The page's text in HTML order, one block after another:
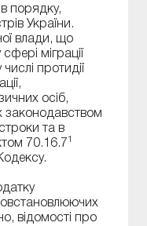
в порядку,
України.
влади, що
міграції
числі протидії
осіб,
законодавством
та в
70.16.7 1
відомості про